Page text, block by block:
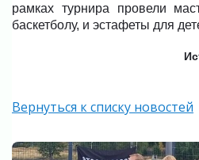
рамках турнира провели
баскетболу, и эстафеты для
Вернуться к списку новостей